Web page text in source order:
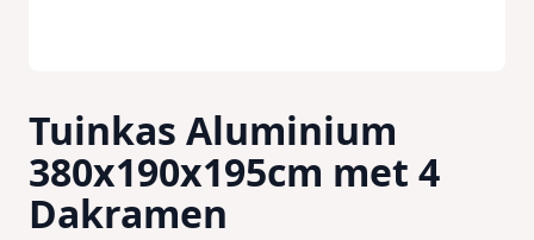
Tuinkas Aluminium
380x190x195cm met 4
Dakramen